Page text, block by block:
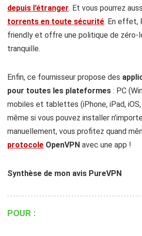
depuis l’étranger. Et vous pourrez
torrents en toute sécurité. En effet,
friendly et offre une politique de zéro-
tranquille.
Enfin, ce fournisseur propose des
pour toutes les plateformes : PC
mobiles et tablettes (iPhone, iPad, iOS,
même si vous pouvez installer
manuellement, vous profitez quand
protocole OpenVPN avec une app !
Synthèse de mon avis PureVPN
POUR :